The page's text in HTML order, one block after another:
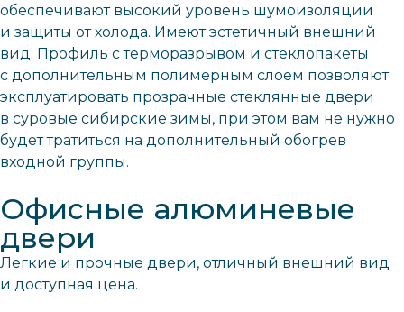
обеспечивают высокий уровень шумоизоляции
и защиты от холода. Имеют эстетичный внешний
вид. Профиль с терморазрывом и стеклопакеты
с дополнительным полимерным слоем позволяют
эксплуатировать прозрачные стеклянные двери
в суровые сибирские зимы, при этом вам не нужно
будет тратиться на дополнительный обогрев
входной группы.
Офисные алюминевые
двери
Легкие и прочные двери, отличный внешний вид
и доступная цена.